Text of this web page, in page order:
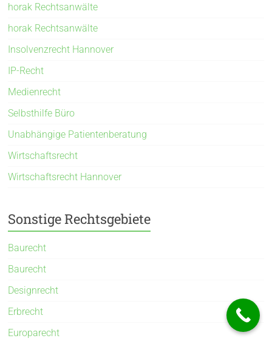
horak Rechtsanwälte
horak Rechtsanwälte
Insolvenzrecht Hannover
IP-Recht
Medienrecht
Selbsthilfe Büro
Unabhängige Patientenberatung
Wirtschaftsrecht
Wirtschaftsrecht Hannover
Sonstige Rechtsgebiete
Baurecht
Baurecht
Designrecht
Erbrecht
Europarecht